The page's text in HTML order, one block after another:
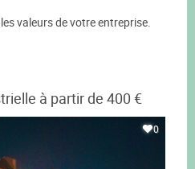
valeurs de votre entreprise.
à partir de 400 €
0